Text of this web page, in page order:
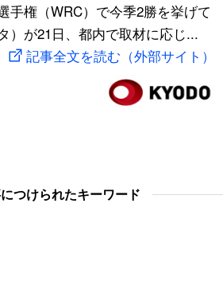
手権（WRC）で今季2勝を挙げて
）が21日、都内で取材に応じ...
記事全文を読む（外部サイト）
つけられたキーワード